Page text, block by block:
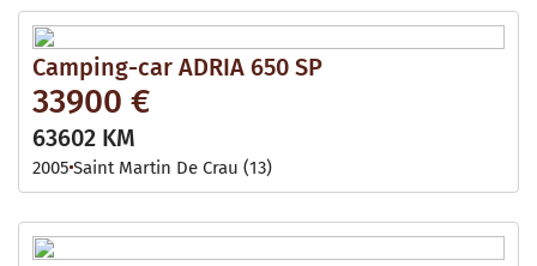
Camping-car ADRIA 650 SP
33900 €
63602 KM
2005 Saint Martin De Crau (13)